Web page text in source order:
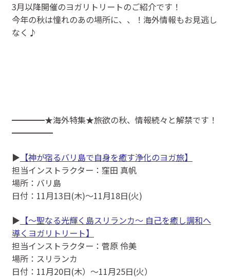
3月以降開催のヨガリトリートのご紹介です！
今年の秋は憧れのあの場所に、、！海外情報もお見逃し
なく♪
━━━━★海外特集★旅欲の秋、情報続々と解禁です！
━━━━━
▶ 【神が宿るバリ島で自身を癒す浄化のヨガ旅】
担当インストラクター：窪田 真帆
場所：バリ島
日付：11月13日(木)～11月18日(火)
▶ 【〜聖なる光輝く島スリランカ〜 自己を癒し調和へ
導くヨガリトリート】
担当インストラクター：菅原 伶美
場所：スリランカ
日付：11月20日(木）～11月25日(火）